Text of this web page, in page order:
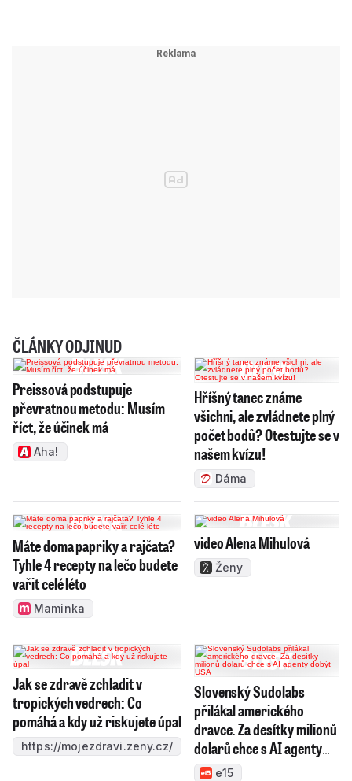
ČLÁNKY ODJINUD
Preissová podstupuje
převratnou metodu: Musím
říct, že účinek má
Aha!
Hříšný tanec známe
všichni, ale zvládnete plný
počet bodů? Otestujte se v
našem kvízu!
Dáma
Máte doma papriky a rajčata?
Tyhle 4 recepty na lečo budete
vařit celé léto
Maminka
video Alena Mihulová
Ženy
Jak se zdravě zchladit v
tropických vedrech: Co
pomáhá a kdy už riskujete úpal
https://mojezdravi.zeny.cz/
Slovenský Sudolabs
přilákal amerického
dravce. Za desítky milionů
dolarů chce s AI agenty
dobýt USA
e15